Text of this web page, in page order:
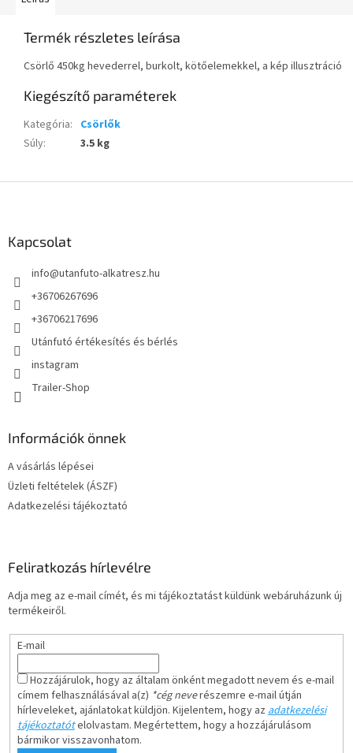
Termék részletes leírása
Csörlő 450kg hevederrel, burkolt, kötőelemekkel, a kép illusztráció
Kiegészítő paraméterek
Kategória: Csörlők
Súly: 3.5 kg
Kapcsolat
info@utanfuto-alkatresz.hu
+36706267696
+36706217696
Utánfutó értékesítés és bérlés
instagram
Trailer-Shop
Információk önnek
A vásárlás lépései
Üzleti feltételek (ÁSZF)
Adatkezelési tájékoztató
Feliratkozás hírlevélre
Adja meg az e-mail címét, és mi tájékoztatást küldünk webáruházunk új
termékeiről.
E-mail
Hozzájárulok, hogy az általam önként megadott nevem és e-mail
címem felhasználásával a(z) *cég neverészemre e-mail útján
hírleveleket, ajánlatokat küldjön. Kijelentem, hogy azadatkezelési
tájékoztatótelolvastam. Megértettem, hogy a hozzájárulásom
bármikor visszavonhatom.